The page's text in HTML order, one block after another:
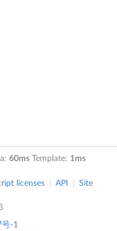
60msTemplate: 1ms
licenses API Site
号-1